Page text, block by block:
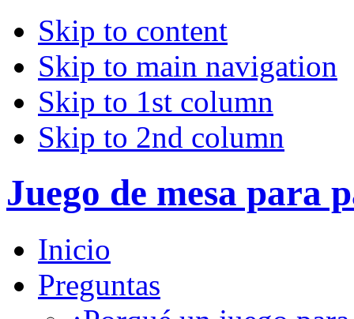
Skip to content
Skip to main navigation
Skip to 1st column
Skip to 2nd column
Juego de mesa para
Inicio
Preguntas